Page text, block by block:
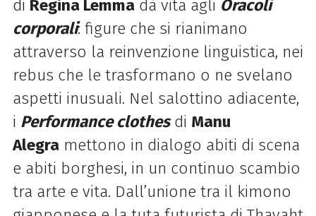
di Regina Lemma dà vita agli Oracoli
corporali: figure che si rianimano
attraverso la reinvenzione linguistica, nei
rebus che le trasformano o ne svelano
aspetti inusuali. Nel salottino adiacente,
i Performance clothes di Manu
Alegra mettono in dialogo abiti di scena
e abiti borghesi, in un continuo scambio
tra arte e vita. Dall’unione tra il kimono